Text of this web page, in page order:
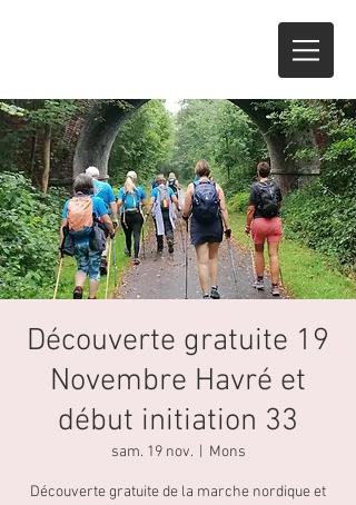
Découverte gratuite 19
Novembre Havré et
début initiation 33
sam. 19 nov.
  |
Mons
Découverte gratuite de la marche nordique et